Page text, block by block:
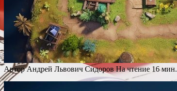
АвторАндрей Львович Сидоров На чтение 16 мин.